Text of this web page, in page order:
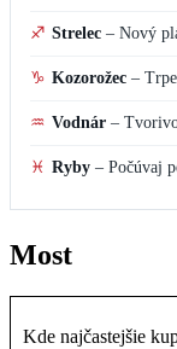
♐ Strelec – Nový
♑ Kozorožec –
♒ Vodnár –
♓ Ryby – Počúvaj
Most
Kde najčastejšie